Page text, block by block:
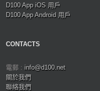
D100 App iOS 用戶
D100 App Android 用戶
CONTACTS
電郵 : info@d100.net
關於我們
聯絡我們